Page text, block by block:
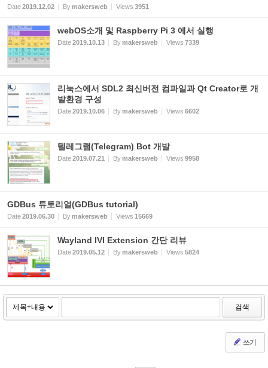
Date2019.12.02 Bymakersweb Views 3951
webOS소개 및 Raspberry Pi 3 에서 실행
Date2019.10.13 Bymakersweb Views 7339
리눅스에서 SDL2 최신버전 컴파일과 Qt Creator로 개
발환경 구성
Date2019.10.06 Bymakersweb Views 6602
텔레그램(Telegram) Bot 개발
Date2019.07.21 Bymakersweb Views 9958
GDBus 튜토리얼(GDBus tutorial)
Date2019.06.30 Bymakersweb Views 15669
Wayland IVI Extension 간단 리뷰
Date2019.05.12 Bymakersweb Views 5824
검색
쓰기